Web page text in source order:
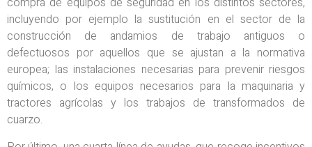
incluyendo por ejemplo la sustitución en el sector de la
construcción de andamios de trabajo antiguos o
defectuosos por aquellos que se ajustan a la normativa
europea; las instalaciones necesarias para prevenir riesgos
químicos, o los equipos necesarios para la maquinaria y
tractores agrícolas y los trabajos de transformados de
cuarzo.